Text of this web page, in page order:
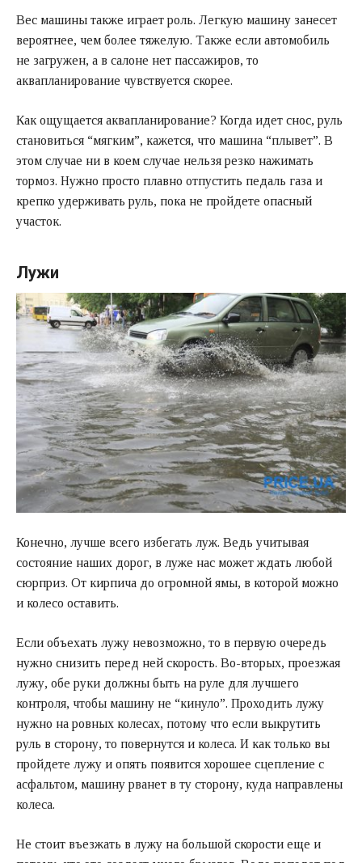
Вес машины также играет роль. Легкую машину занесет
вероятнее, чем более тяжелую. Также если автомобиль
не загружен, а в салоне нет пассажиров, то
аквапланирование чувствуется скорее.
Как ощущается аквапланирование? Когда идет снос, руль
становиться “мягким”, кажется, что машина “плывет”. В
этом случае ни в коем случае нельзя резко нажимать
тормоз. Нужно просто плавно отпустить педаль газа и
крепко удерживать руль, пока не пройдете опасный
участок.
Лужи
Конечно, лучше всего избегать луж. Ведь учитывая
состояние наших дорог, в луже нас может ждать любой
сюрприз. От кирпича до огромной ямы, в которой можно
и колесо оставить.
Если объехать лужу невозможно, то в первую очередь
нужно снизить перед ней скорость. Во-вторых, проезжая
лужу, обе руки должны быть на руле для лучшего
контроля, чтобы машину не “кинуло”. Проходить лужу
нужно на ровных колесах, потому что если выкрутить
руль в сторону, то повернутся и колеса. И как только вы
пройдете лужу и опять появится хорошее сцепление с
асфальтом, машину рванет в ту сторону, куда направлены
колеса.
Не стоит въезжать в лужу на большой скорости еще и